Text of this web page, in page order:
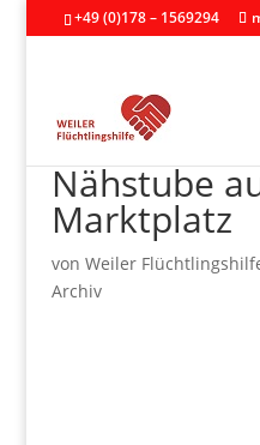
+49 (0)178 – 1569294
Nähstube
Marktplatz
von Weiler
Archiv